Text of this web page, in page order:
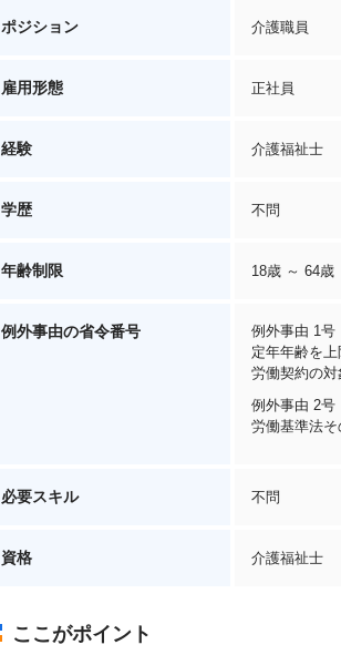
ポジション 介護職員
雇用形態 正社員
経験 介護福祉士
学歴 不問
年齢制限 18歳 ～ 64歳
例外事由の省令番号
例外事由 1号
定年年齢を
労働契約の
例外事由 2号
労働基準法
必要スキル 不問
資格 介護福祉士
ここがポイント